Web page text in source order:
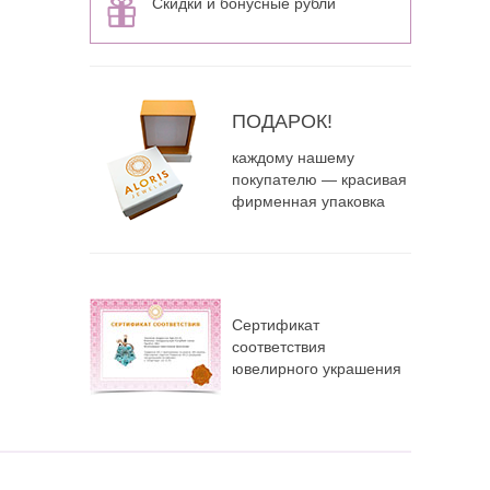
ПОДАРОК!
каждому нашему
покупателю — красивая
фирменная упаковка
Сертификат
соответствия
ювелирного украшения